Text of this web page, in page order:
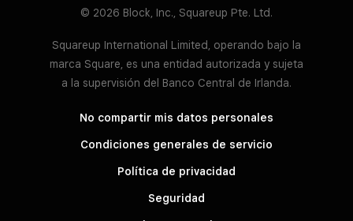
© 2026 Block, Inc., Squareup Pte. Ltd.
Squareup International Limited, operando bajo la
marca Square, es una entidad autorizada y sujeta
a la supervisión del Banco Central de Irlanda.
No compartir mis datos personales
Condiciones generales de servicio
Política de privacidad
Seguridad